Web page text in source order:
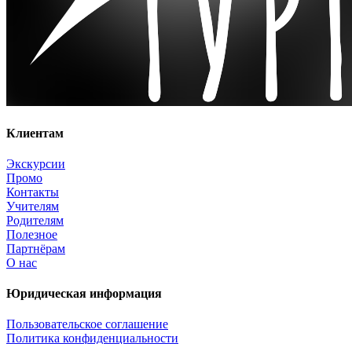
Клиентам
Экскурсии
Промо
Контакты
Учителям
Родителям
Полезное
Партнёрам
О нас
Юридическая информация
Пользовательское соглашение
Политика конфиденциальности